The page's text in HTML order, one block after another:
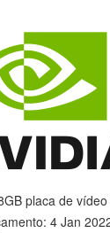
placa de
4 Jan